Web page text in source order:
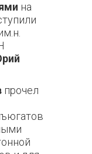
на
прочел